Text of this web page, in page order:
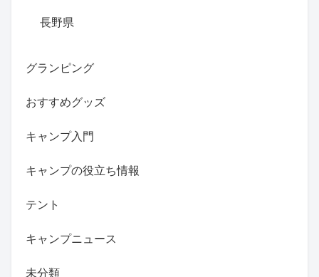
長野県
グランピング
おすすめグッズ
キャンプ入門
キャンプの役立ち情報
テント
キャンプニュース
未分類